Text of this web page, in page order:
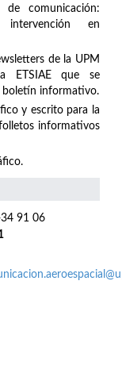
comunicación:
intervención en
de la UPM
ETSIAE que se
boletín informativo.
y escrito para la
informativos
91 06